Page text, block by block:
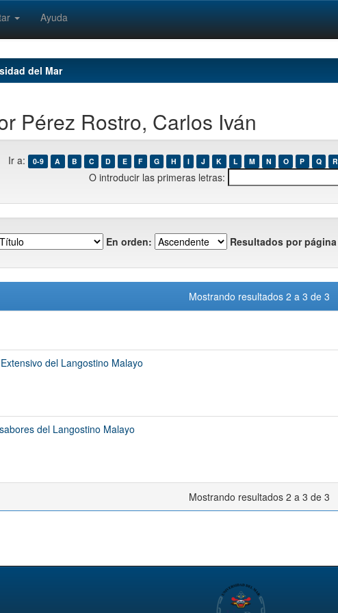
Ayuda
del Mar
Pérez Rostro, Carlos Iván
Ir a: 0-9 A B C D E F G H I J K L M N O P Q R
O introducir las primeras letras:
En orden: Resultados por página
Mostrando resultados 2 a 3 de 3
del Langostino Malayo
del Langostino Malayo
Mostrando resultados 2 a 3 de 3